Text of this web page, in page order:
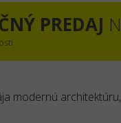
PREDAJ
modernú